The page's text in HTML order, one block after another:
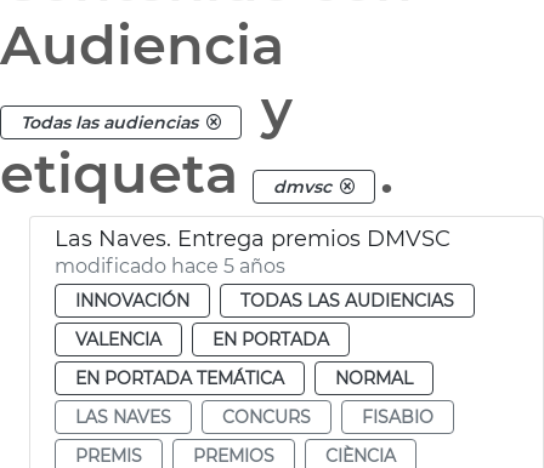
Audiencia
Todas las audiencias
y
etiqueta
dmvsc .
Las Naves. Entrega premios DMVSC
modificado hace 5 años
INNOVACIÓN
TODAS LAS AUDIENCIAS
VALENCIA
EN PORTADA
EN PORTADA TEMÁTICA
NORMAL
LAS NAVES
CONCURS
FISABIO
PREMIS
PREMIOS
CIÈNCIA